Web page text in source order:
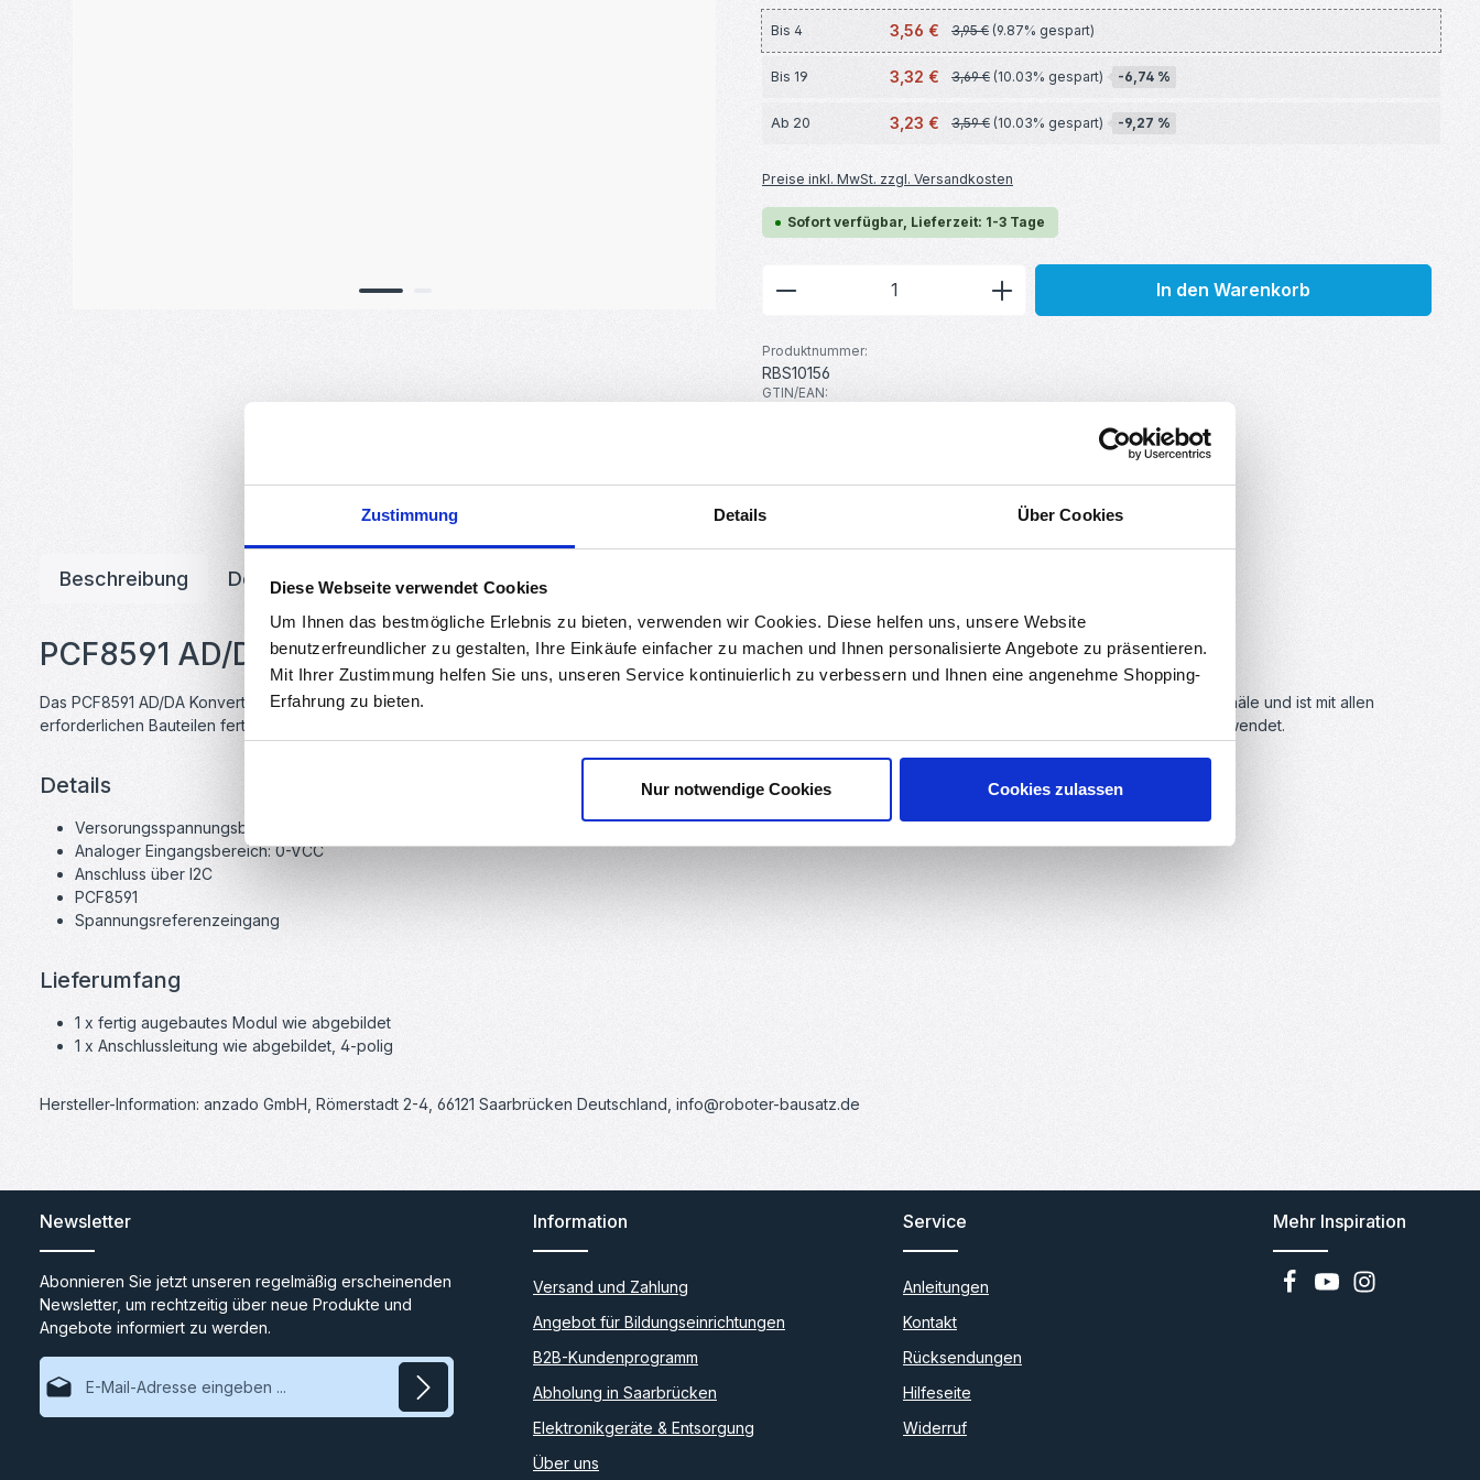
Zustimmung Details Über Cookies
Diese Webseite verwendet Cookies
Um Ihnen das bestmögliche Erlebnis zu bieten, verwenden wir Cookies. Diese helfen uns, unsere Website
benutzerfreundlicher zu gestalten, Ihre Einkäufe einfacher zu machen und Ihnen personalisierte Angebote zu präsentieren.
Mit Ihrer Zustimmung helfen Sie uns, unseren Service kontinuierlich zu verbessern und Ihnen eine angenehme Shopping-
Erfahrung zu bieten.
Nur notwendige Cookies Cookies zulassen
Bis 4 3,56 € 3,95 € (9.87% gespart)
Bis 19 3,32 € 3,69 € (10.03% gespart) -6,74 %
Ab 20 3,23 € 3,59 € (10.03% gespart) -9,27 %
Preise inkl. MwSt. zzgl. Versandkosten
Sofort verfügbar, Lieferzeit: 1-3 Tage
Produkt Anzahl: Gib den gewünschten Wert ein oder
In den Warenkorb
Produktnummer:
RBS10156
GTIN/EAN:
Beschreibung Downloads Bewertungen 3
PCF8591 AD/DA Konverter Modul
Das PCF8591 AD/DA Konverter Modul eignet sich ideal zum Umwandeln von analogen Signalen zu digitalen Signalen und umgekehrt. Es hat insgesamt 4 Eingangskanäle und ist mit allen
erforderlichen Bauteilen fertig bestückt. Die Ansteuerung erfolgt ganz einfach über eine Mikrocontrollerplattform, z.B. Arduino. Hierzu wird einfach der I2C-BUS verwendet.
Details
Versorungsspannungsbereich 3.3-5V
Analoger Eingangsbereich: 0-VCC
Anschluss über I2C
PCF8591
Spannungsreferenzeingang
Lieferumfang
1 x fertig augebautes Modul wie abgebildet
1 x Anschlussleitung wie abgebildet, 4-polig
Hersteller-Information: anzado GmbH, Römerstadt 2-4, 66121 Saarbrücken Deutschland, info@roboter-bausatz.de
Newsletter
Abonnieren Sie jetzt unseren regelmäßig erscheinenden
Newsletter, um rechtzeitig über neue Produkte und
Angebote informiert zu werden.
E-Mail-Adresse*
Information
Versand und Zahlung
Angebot für Bildungseinrichtungen
B2B-Kundenprogramm
Abholung in Saarbrücken
Elektronikgeräte & Entsorgung
Über uns
Service
Anleitungen
Kontakt
Rücksendungen
Hilfeseite
Widerruf
Mehr Inspiration